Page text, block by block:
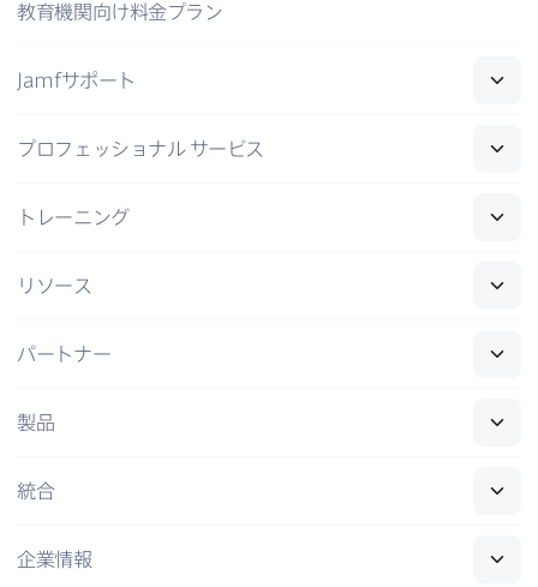
教育機関向け料金プラン
Jamfサポート
プロフェッショナル サービス
トレーニング
リソース
パートナー
製品
統合
企業情報